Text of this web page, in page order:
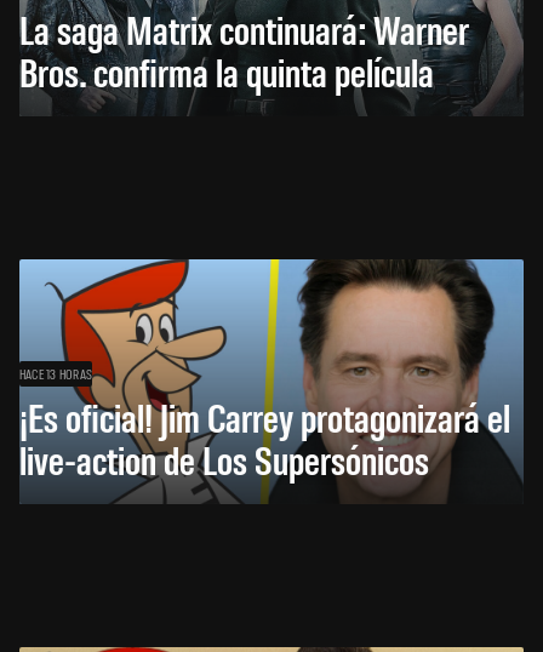
La saga Matrix continuará: Warner
Bros. confirma la quinta película
HACE 13 HORAS
¡Es oficial! Jim Carrey protagonizará el
live-action de Los Supersónicos